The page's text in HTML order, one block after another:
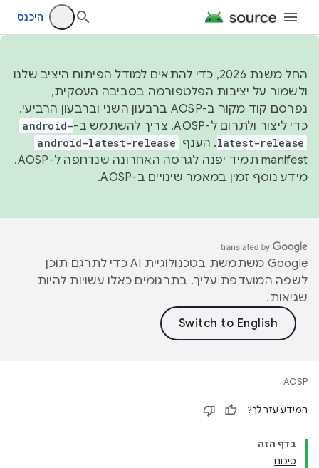
היכנס
החל משנת 2026, כדי להתאים למודל הפיתוח היציב שלנו
ולשמור על יציבות הפלטפורמה בסביבה העסקית,
נפרסם קוד מקור ב-AOSP ברבעון השני וברבעון הרביעי.
כדי ליצור ולתרום ל-AOSP, צריך להשתמש ב-
android-
latest-release. הענף android-latest-release
manifest תמיד יפנה לגרסה האחרונה שנדחפה ל-AOSP.
מידע נוסף זמין במאמר שינויים ב-AOSP .
‫Google משתמשת בטכנולוגיית AI כדי לתרגם תוכן
לשפה המועדפת עליך. בתרגומים כאלו עשויות להיות
שגיאות.
AOSP
המידע עזר לך?
בדף הזה
סיכום